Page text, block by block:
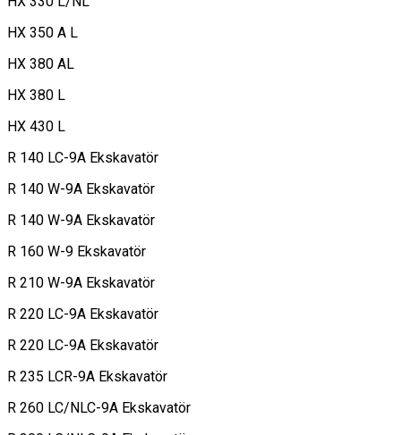
HX 350 A L
HX 380 AL
HX 380 L
HX 430 L
R 140 LC-9A Ekskavatör
R 140 W-9A Ekskavatör
R 140 W-9A Ekskavatör
R 160 W-9 Ekskavatör
R 210 W-9A Ekskavatör
R 220 LC-9A Ekskavatör
R 220 LC-9A Ekskavatör
R 235 LCR-9A Ekskavatör
R 260 LC/NLC-9A Ekskavatör